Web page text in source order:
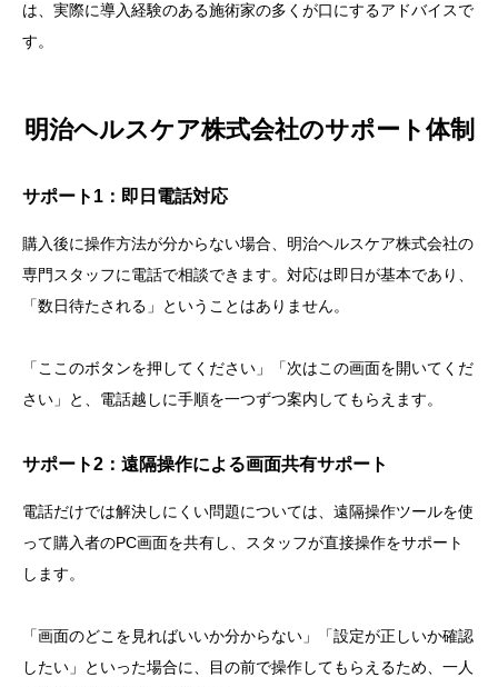
は、実際に導入経験のある施術家の多くが口にするアドバイスで
す。
明治ヘルスケア株式会社のサポート体制
サポート1：即日電話対応
購入後に操作方法が分からない場合、明治ヘルスケア株式会社の
専門スタッフに電話で相談できます。対応は即日が基本であり、
「数日待たされる」ということはありません。
「ここのボタンを押してください」「次はこの画面を開いてくだ
さい」と、電話越しに手順を一つずつ案内してもらえます。
サポート2：遠隔操作による画面共有サポート
電話だけでは解決しにくい問題については、遠隔操作ツールを使
って購入者のPC画面を共有し、スタッフが直接操作をサポート
します。
「画面のどこを見ればいいか分からない」「設定が正しいか確認
したい」といった場合に、目の前で操作してもらえるため、一人